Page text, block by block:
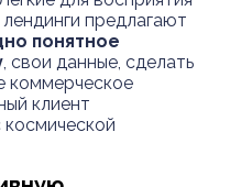
предлагают
понятное
, свои данные, сделать
коммерческое
клиент